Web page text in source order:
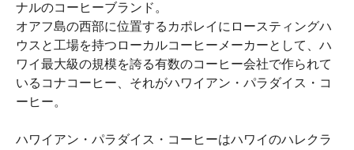
ナルのコーヒーブランド。
オアフ島の西部に位置するカポレイにロースティングハ
ウスと工場を持つローカルコーヒーメーカーとして、ハ
ワイ最大級の規模を誇る有数のコーヒー会社で作られて
いるコナコーヒー、それがハワイアン・パラダイス・コ
ーヒー。
ハワイアン・パラダイス・コーヒーはハワイのハレクラ